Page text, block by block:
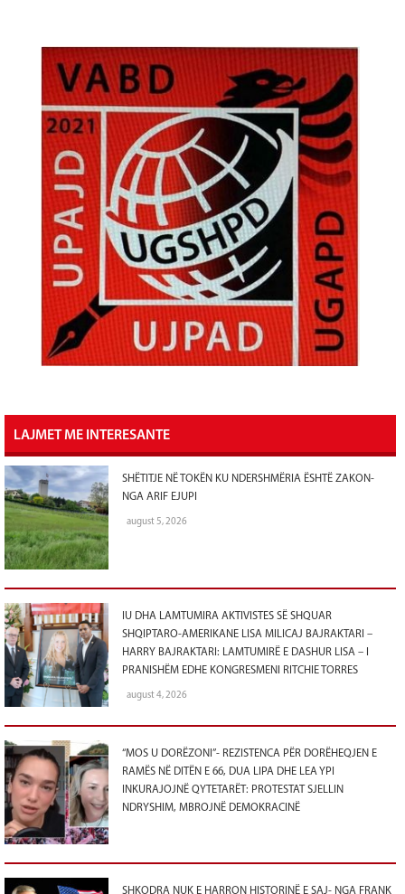
LAJMET ME INTERESANTE
SHËTITJE NË TOKËN KU NDERSHMËRIA ËSHTË ZAKON-
NGA ARIF EJUPI
august 5, 2026
IU DHA LAMTUMIRA AKTIVISTES SË SHQUAR
SHQIPTARO-AMERIKANE LISA MILICAJ BAJRAKTARI –
HARRY BAJRAKTARI: LAMTUMIRË E DASHUR LISA – I
PRANISHËM EDHE KONGRESMENI RITCHIE TORRES
august 4, 2026
“MOS U DORËZONI”- REZISTENCA PËR DORËHEQJEN E
RAMËS NË DITËN E 66, DUA LIPA DHE LEA YPI
INKURAJOJNË QYTETARËT: PROTESTAT SJELLIN
NDRYSHIM, MBROJNË DEMOKRACINË
SHKODRA NUK E HARRON HISTORINË E SAJ- NGA FRANK